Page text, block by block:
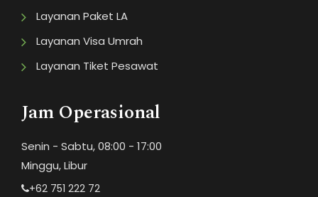
Layanan Paket LA
Layanan Visa Umrah
Layanan Tiket Pesawat
Jam Operasional
Senin - Sabtu, 08:00 - 17:00
Minggu, Libur
+62 751 222 72